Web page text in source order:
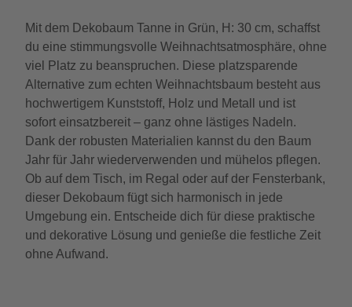
Mit dem Dekobaum Tanne in Grün, H: 30 cm, schaffst
du eine stimmungsvolle Weihnachtsatmosphäre, ohne
viel Platz zu beanspruchen. Diese platzsparende
Alternative zum echten Weihnachtsbaum besteht aus
hochwertigem Kunststoff, Holz und Metall und ist
sofort einsatzbereit – ganz ohne lästiges Nadeln.
Dank der robusten Materialien kannst du den Baum
Jahr für Jahr wiederverwenden und mühelos pflegen.
Ob auf dem Tisch, im Regal oder auf der Fensterbank,
dieser Dekobaum fügt sich harmonisch in jede
Umgebung ein. Entscheide dich für diese praktische
und dekorative Lösung und genieße die festliche Zeit
ohne Aufwand.